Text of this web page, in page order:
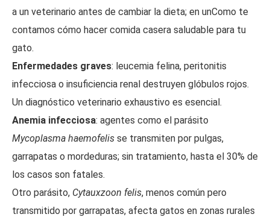
a un veterinario antes de cambiar la dieta; en unComo te
contamos cómo hacer comida casera saludable para tu
gato.
Enfermedades graves: leucemia felina, peritonitis
infecciosa o insuficiencia renal destruyen glóbulos rojos.
Un diagnóstico veterinario exhaustivo es esencial.
Anemia infecciosa: agentes como el parásito
Mycoplasma haemofelis se transmiten por pulgas,
garrapatas o mordeduras; sin tratamiento, hasta el 30% de
los casos son fatales.
Otro parásito, Cytauxzoon felis, menos común pero
transmitido por garrapatas, afecta gatos en zonas rurales